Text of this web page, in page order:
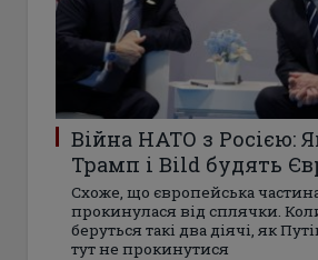
Війна НАТО з Росією:
Трамп і Bild будять
Схоже, що європейська
прокинулася від сплячки.
беруться такі два діячі, як
тут не прокинутися